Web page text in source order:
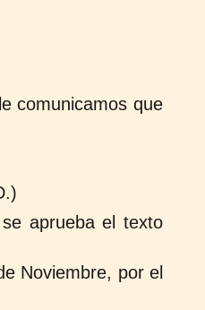
comunicamos que
aprueba el texto
Noviembre, por el